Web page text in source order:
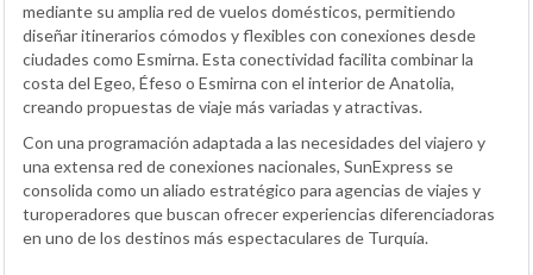
mediante su amplia red de vuelos domésticos, permitiendo
diseñar itinerarios cómodos y flexibles con conexiones desde
ciudades como Esmirna. Esta conectividad facilita combinar la
costa del Egeo, Éfeso o Esmirna con el interior de Anatolia,
creando propuestas de viaje más variadas y atractivas.
Con una programación adaptada a las necesidades del viajero y
una extensa red de conexiones nacionales, SunExpress se
consolida como un aliado estratégico para agencias de viajes y
turoperadores que buscan ofrecer experiencias diferenciadoras
en uno de los destinos más espectaculares de Turquía.